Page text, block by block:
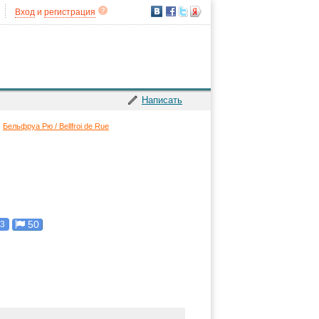
Вход и регистрация
Написать
Бельфруа Рю / Bellfroi de Rue
50